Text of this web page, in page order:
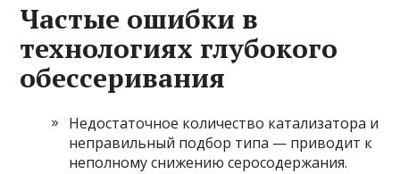
Частые ошибки в
технологиях глубокого
обессеривания
Недостаточное количество катализатора и
неправильный подбор типа — приводит к
неполному снижению серосодержания.